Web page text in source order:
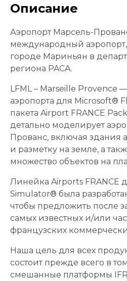
Описание
Аэропорт Марсель-
международный
городе Мариньян в
региона PACA.
LFML – Marseille Provence
аэропорта для Microsoft®
пакета Airport FRANCE
детально моделирует
Прованс, включая здания
и разметку на земле, а
множество объектов на
Линейка Airports FRANCE
Simulator® была
чтобы предложить после
самых известных и/или
французских
Наша цель для всех
состоит прежде всего в
смешанные платформы